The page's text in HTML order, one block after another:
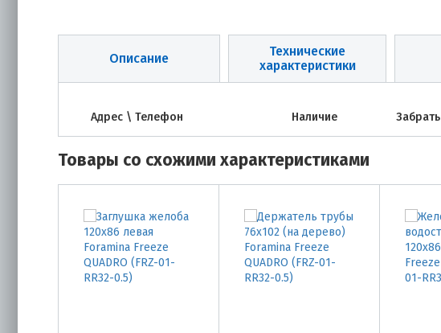
Описание
Технические
характеристики
Адрес \ Телефон Наличие Забрать
Товары со схожими характеристиками